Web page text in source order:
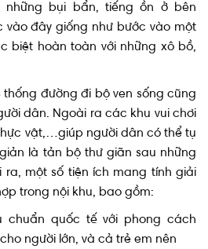
những bụi bẩn, tiếng ồn ở bên
vào đây giống như bước vào một
biệt hoàn toàn với những xô bồ,
thống đường đi bộ ven sống cũng
dân. Ngoài ra các khu vui chơi
vật,…giúp người dân có thể tụ
là tản bộ thư giãn sau những
ra, một số tiện ích mang tính giải
trong nội khu, bao gồm:
chuẩn quốc tế với phong cách
người lớn, và cả trẻ em nên